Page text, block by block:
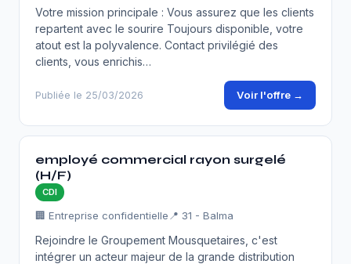
Votre mission principale : Vous assurez que les clients
repartent avec le sourire Toujours disponible, votre
atout est la polyvalence. Contact privilégié des
clients, vous enrichis…
Publiée le 25/03/2026 Voir l'offre →
employé commercial rayon surgelé
(H/F)
CDI
🏢 Entreprise confidentielle 📍 31 - Balma
Rejoindre le Groupement Mousquetaires, c'est
intégrer un acteur majeur de la grande distribution